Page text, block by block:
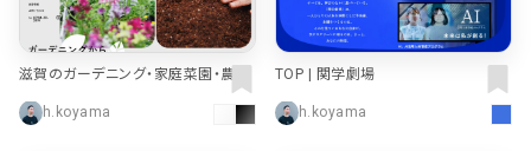
滋賀のガーデニング・家庭菜園・農業
h.koyama
TOP | 関学劇場
h.koyama